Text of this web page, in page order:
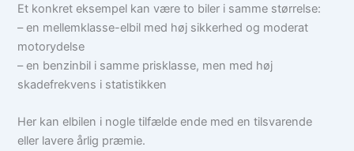
Et konkret eksempel kan være to biler i samme størrelse:
– en mellemklasse-elbil med høj sikkerhed og moderat
motorydelse
– en benzinbil i samme prisklasse, men med høj
skadefrekvens i statistikken
Her kan elbilen i nogle tilfælde ende med en tilsvarende
eller lavere årlig præmie.